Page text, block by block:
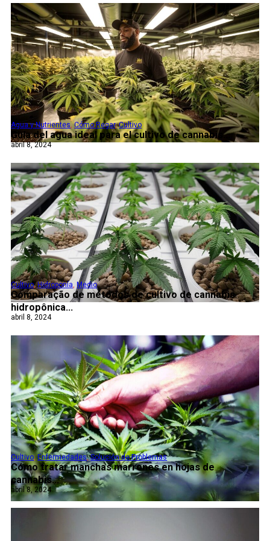
Guía del agua ideal para el cultivo de cannabis...
Agua y Nutrientes,Cómo Regar,Cultivo
abril 8, 2024
Comparação de métodos de cultivo de cannabis
hidropônica...
Cultivo,Hidroponía ,Medio
abril 8, 2024
Cómo tratar manchas marrones en hojas de
cannabis...
Cultivo,Enfermedades,Solución de Problemas
abril 8, 2024